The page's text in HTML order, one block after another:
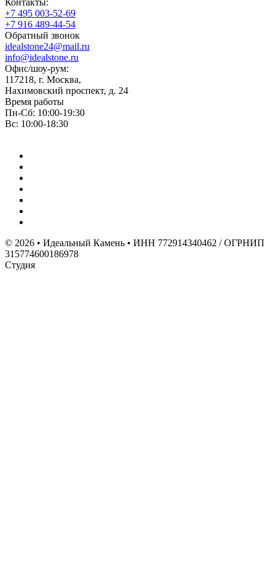
Контакты:
+7 495 003-52-69
+7 916 489-44-54
Обратный звонок
idealstone24@mail.ru
info@idealstone.ru
Офис/шоу-рум:
117218, г. Москва,
Нахимовский проспект, д. 24
Время работы
Пн-Сб: 10:00-19:30
Вс: 10:00-18:30
© 2026 • Идеальный Камень • ИНН 772914340462 / ОГРНИП
315774600186978
Студия